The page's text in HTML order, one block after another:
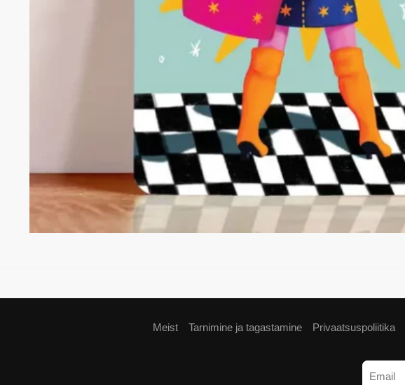
Meist Tarnimine ja tagastamine Privaatsuspoliitika